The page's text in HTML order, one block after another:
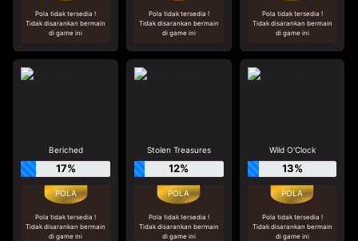
Pola tidak tersedia !
Tidak disarankan bermain
di game ini
Pola tidak tersedia !
Tidak disarankan bermain
di game ini
Pola tidak tersedia !
Tidak disarankan bermain
di game ini
Beriched
17%
Pola tidak tersedia !
Tidak disarankan bermain
di game ini
Stolen Treasures
12%
Pola tidak tersedia !
Tidak disarankan bermain
di game ini
Wild O'Clock
13%
Pola tidak tersedia !
Tidak disarankan bermain
di game ini